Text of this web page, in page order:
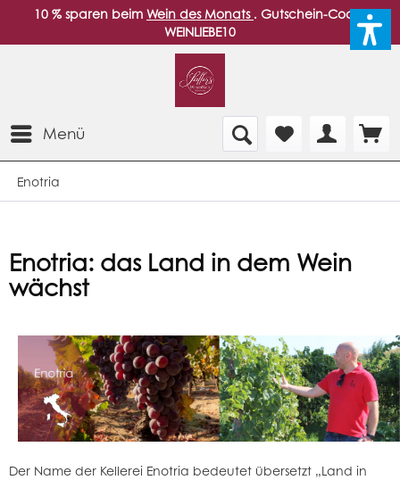
10 % sparen beim Wein des Monats . Gutschein-Code:
WEINLIEBE10
Menü
Enotria
Enotria: das Land in dem Wein
wächst
Der Name der Kellerei Enotria bedeutet übersetzt „Land in